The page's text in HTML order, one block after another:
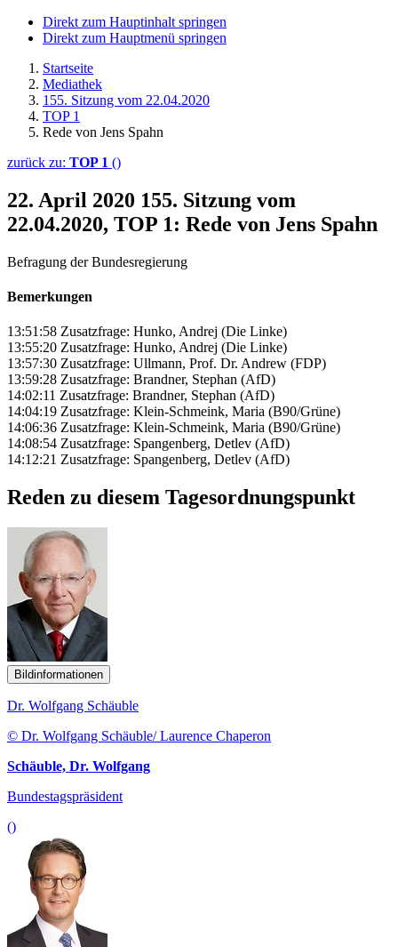
Direkt zum Hauptinhalt springen
Direkt zum Hauptmenü springen
Startseite
Mediathek
155. Sitzung vom 22.04.2020
TOP 1
Rede von Jens Spahn
zurück zu: TOP 1 ()
22. April 2020 155. Sitzung vom
22.04.2020, TOP 1: Rede von Jens Spahn
Befragung der Bundesregierung
Bemerkungen
13:51:58 Zusatzfrage: Hunko, Andrej (Die Linke)
13:55:20 Zusatzfrage: Hunko, Andrej (Die Linke)
13:57:30 Zusatzfrage: Ullmann, Prof. Dr. Andrew (FDP)
13:59:28 Zusatzfrage: Brandner, Stephan (AfD)
14:02:11 Zusatzfrage: Brandner, Stephan (AfD)
14:04:19 Zusatzfrage: Klein-Schmeink, Maria (B90/Grüne)
14:06:36 Zusatzfrage: Klein-Schmeink, Maria (B90/Grüne)
14:08:54 Zusatzfrage: Spangenberg, Detlev (AfD)
14:12:21 Zusatzfrage: Spangenberg, Detlev (AfD)
Reden zu diesem Tagesordnungspunkt
Bildinformationen
Dr. Wolfgang Schäuble
© Dr. Wolfgang Schäuble/ Laurence Chaperon
Schäuble, Dr. Wolfgang
Bundestagspräsident
()